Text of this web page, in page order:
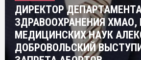
ДИРЕКТОР
ЗДРАВООХРАНЕНИЯ
МЕДИЦИНСКИХ НАУК
ДОБРОВОЛЬСКИЙ